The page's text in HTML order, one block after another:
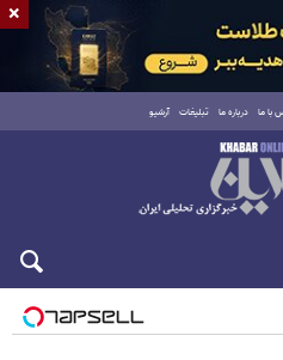
با ما درباره ما تبلیغات آرشیو
×